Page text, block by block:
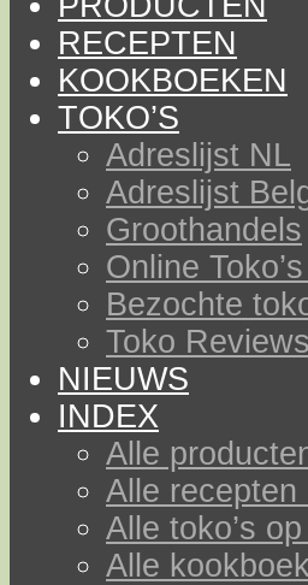
RECEPTEN
KOOKBOEKEN
TOKO’S
Adreslijst NL
Adreslijst
Groothandels
Online
Bezochte
Toko Reviews
NIEUWS
INDEX
Alle
Alle recepten
Alle toko’s
Alle